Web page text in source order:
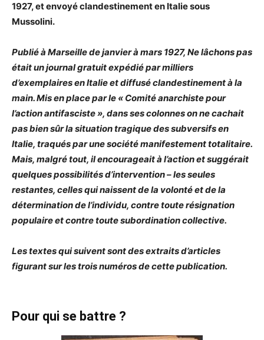
1927, et envoyé clandestinement en Italie sous
Mussolini.
Publié à Marseille de janvier à mars 1927, Ne lâchons pas
était un journal gratuit expédié par milliers
d’exemplaires en Italie et diffusé clandestinement à la
main. Mis en place par le « Comité anarchiste pour
l’action antifasciste », dans ses colonnes on ne cachait
pas bien sûr la situation tragique des subversifs en
Italie, traqués par une société manifestement totalitaire.
Mais, malgré tout, il encourageait à l’action et suggérait
quelques possibilités d’intervention – les seules
restantes, celles qui naissent de la volonté et de la
détermination de l’individu, contre toute résignation
populaire et contre toute subordination collective.
Les textes qui suivent sont des extraits d’articles
figurant sur les trois numéros de cette publication.
Pour qui se battre ?